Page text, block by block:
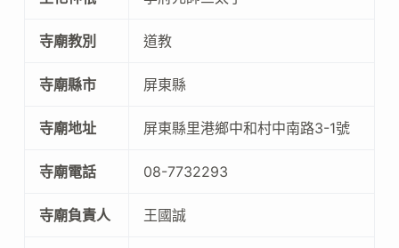
寺廟教別 道教
寺廟縣市 屏東縣
寺廟地址 屏東縣里港鄉中和村中南路3-1號
寺廟電話 08-7732293
寺廟負責人 王國誠